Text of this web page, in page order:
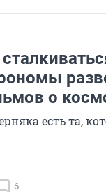
о
есть та,
6